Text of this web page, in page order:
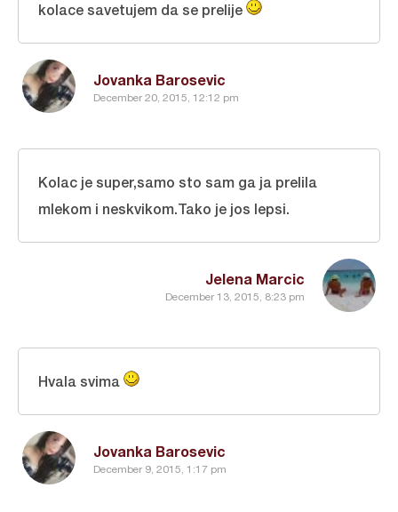
Jovanka Barosevic
December 20, 2015, 12:12 pm
kolace savetujem da se prelije
Jelena Marcic
December 13, 2015, 8:23 pm
Kolac je super,samo sto sam ga ja prelila
mlekom i neskvikom.Tako je jos lepsi.
Jovanka Barosevic
December 9, 2015, 1:17 pm
Hvala svima